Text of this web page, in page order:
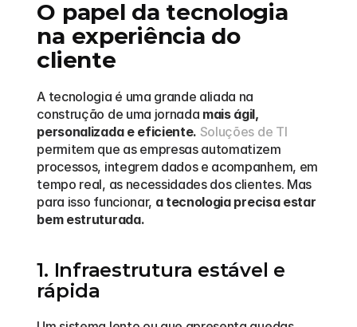
O papel da tecnologia
na experiência do
cliente
A tecnologia é uma grande aliada na
construção de uma jornada mais ágil,
personalizada e eficiente. Soluções de TI
permitem que as empresas automatizem
processos, integrem dados e acompanhem, em
tempo real, as necessidades dos clientes. Mas
para isso funcionar, a tecnologia precisa estar
bem estruturada.
1. Infraestrutura estável e
rápida